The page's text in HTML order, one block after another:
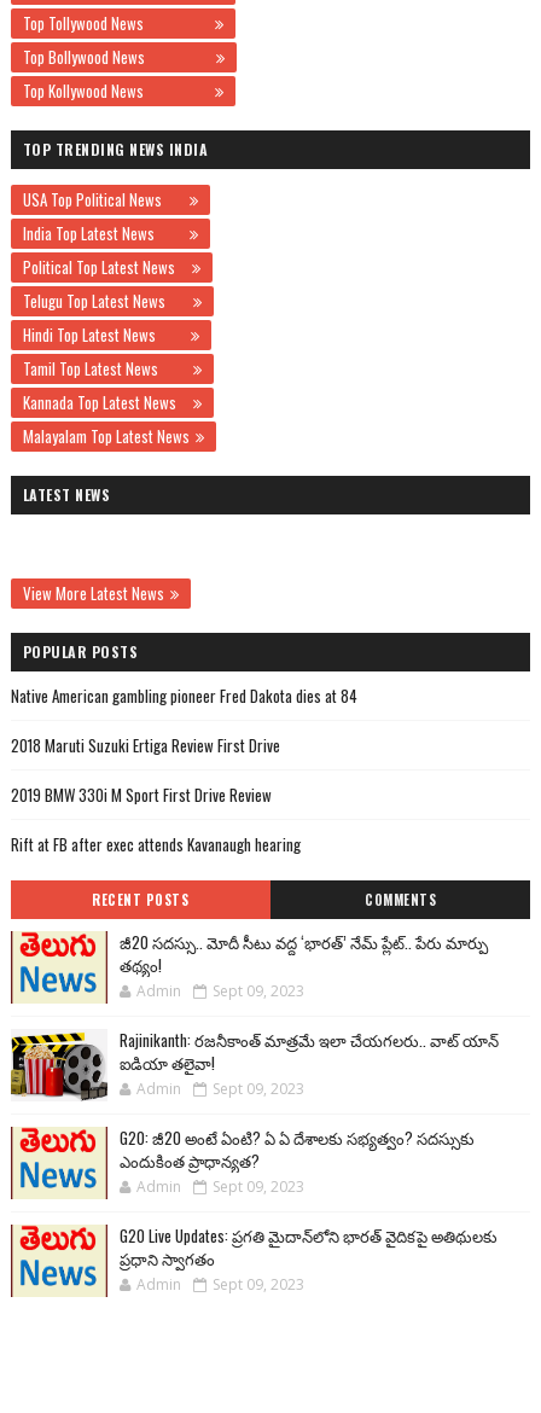
Top Tollywood News
Top Bollywood News
Top Kollywood News
TOP TRENDING NEWS INDIA
USA Top Political News
India Top Latest News
Political Top Latest News
Telugu Top Latest News
Hindi Top Latest News
Tamil Top Latest News
Kannada Top Latest News
Malayalam Top Latest News
LATEST NEWS
View More Latest News
POPULAR POSTS
Native American gambling pioneer Fred Dakota dies at 84
2018 Maruti Suzuki Ertiga Review First Drive
2019 BMW 330i M Sport First Drive Review
Rift at FB after exec attends Kavanaugh hearing
RECENT POSTS COMMENTS
జీ20 సదస్సు.. మోదీ సీటు వద్ద ‘భారత్’ నేమ్ ప్లేట్‌.. పేరు మార్పు
తథ్యం!
Admin Sept 09, 2023
Rajinikanth: రజనీకాంత్ మాత్రమే ఇలా చేయగలరు.. వాట్ యాన్
ఐడియా తలైవా!
Admin Sept 09, 2023
G20: జీ20 అంటే ఏంటి? ఏ ఏ దేశాలకు సభ్యత్వం? సదస్సుకు
ఎందుకింత ప్రాధాన్యత?
Admin Sept 09, 2023
G20 Live Updates: ప్రగతి మైదాన్‌లోని భారత్ వైదికపై అతిథులకు
ప్రధాని స్వాగతం
Admin Sept 09, 2023